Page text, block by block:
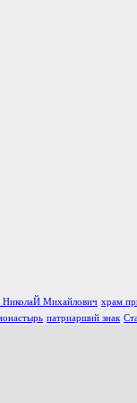
НиколаЙ Михайлович храм
патриарший знак